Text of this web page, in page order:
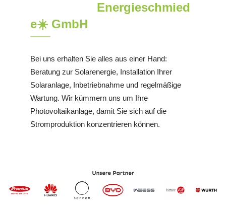
Energieschmied
e☀️ GmbH
Bei uns erhalten Sie alles aus einer Hand:
Beratung zur Solarenergie, Installation Ihrer
Solaranlage, Inbetriebnahme und regelmäßige
Wartung. Wir kümmern uns um Ihre
Photovoltaikanlage, damit Sie sich auf die
Stromproduktion konzentrieren können.